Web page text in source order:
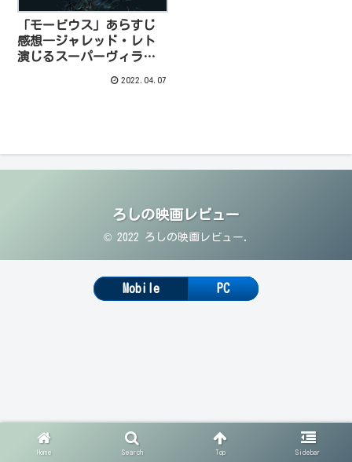
「モービウス」あらすじ
感想―ジャレッド・レト
演じるスーパーヴィラ
絡みは！？【ネタバレあ
2022.04.07
ろしの映画レビュー
© 2022 ろしの映画レビュー.
Home Search Top Sidebar
Mobile PC